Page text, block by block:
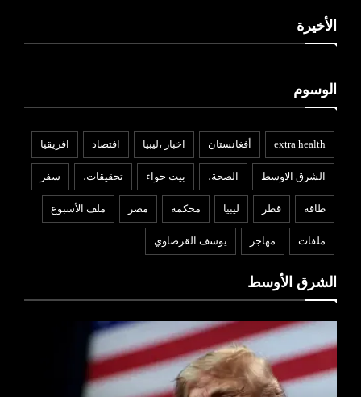
الأخيرة
الوسوم
extra health أفغانستان اخبار ،ليبيا افتصاد افريقيا
الشرق الاوسط الصحة، بيت حواء تحقيقات، سفر
طاقة قطر ليبيا محكمة مصر ملف الأسبوع
ملفات مهاجر يوسف القرضاوي
الشرق الأوسط